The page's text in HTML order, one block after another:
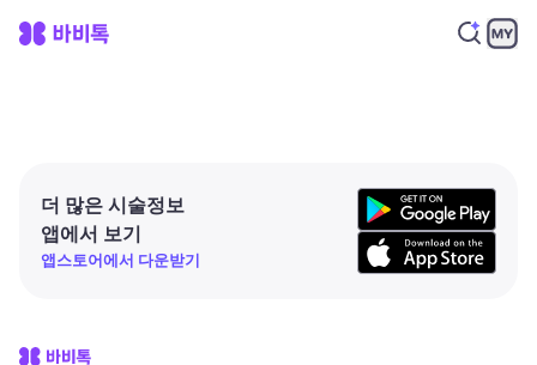
더 많은 시술정보
앱에서 보기
앱스토어에서 다운받기